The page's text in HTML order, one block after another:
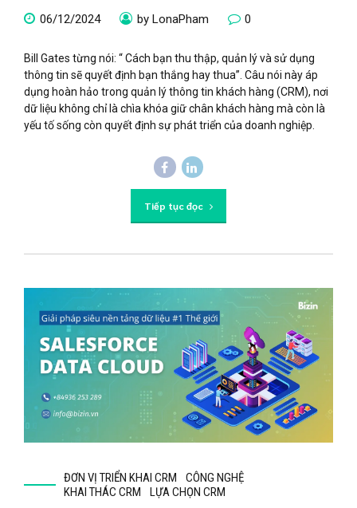
06/12/2024 by LonaPham 0
Bill Gates từng nói: “ Cách bạn thu thập, quản lý và sử dụng
thông tin sẽ quyết định bạn thắng hay thua”. Câu nói này áp
dụng hoàn hảo trong quản lý thông tin khách hàng (CRM), nơi
dữ liệu không chỉ là chìa khóa giữ chân khách hàng mà còn là
yếu tố sống còn quyết định sự phát triển của doanh nghiệp.
Tiếp tục đọc
ĐƠN VỊ TRIỂN KHAI CRM
CÔNG NGHỆ
KHAI THÁC CRM
LỰA CHỌN CRM